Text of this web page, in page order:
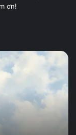
ơn!